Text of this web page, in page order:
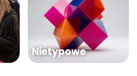
Nietypowe